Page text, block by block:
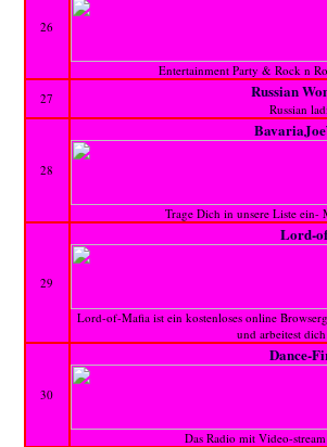
26
Entertainment Party & Rock n
27
Russian
Russian
28
Trage Dich in unsere Liste ein-
29
Lord-
Lord-of-Mafia ist ein kostenloses online
und arbeitest
30
Dance-
Das Radio mit Video-